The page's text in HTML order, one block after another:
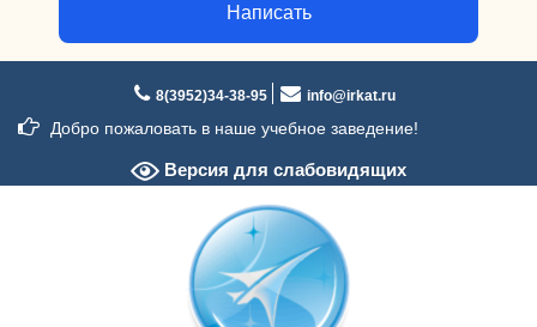
Написать
содержимому
8(3952)34-38-95 info@irkat.ru
Добро пожаловать в наше учебное заведение!
Версия для слабовидящих